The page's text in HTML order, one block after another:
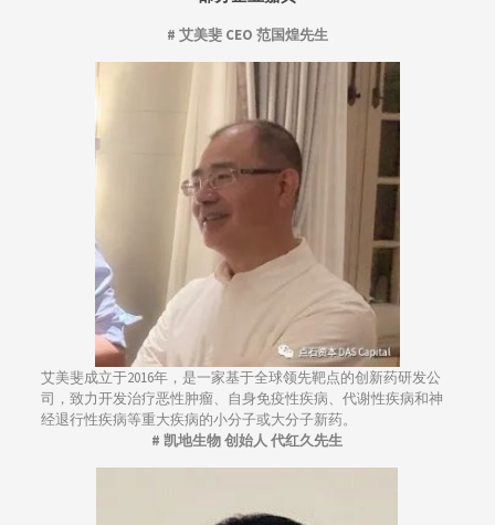
# 艾美斐 CEO 范国煌先生
艾美斐成立于2016年，是一家基于全球领先靶点的创新药研发公
司，致力开发治疗恶性肿瘤、自身免疫性疾病、代谢性疾病和神
经退行性疾病等重大疾病的小分子或大分子新药。
# 凯地生物 创始人 代红久先生